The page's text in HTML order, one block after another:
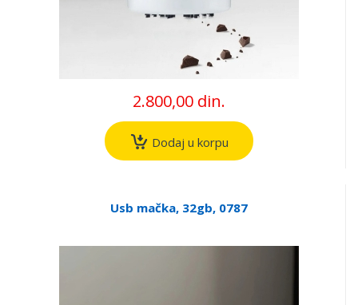
2.800,00 din.
Dodaj u korpu
Usb mačka, 32gb, 0787